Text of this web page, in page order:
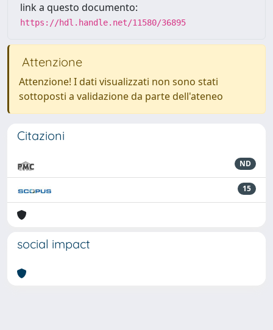
link a questo documento:
https://hdl.handle.net/11580/36895
Attenzione
Attenzione! I dati visualizzati non sono stati
sottoposti a validazione da parte dell'ateneo
Citazioni
ND
15
social impact